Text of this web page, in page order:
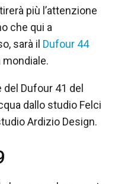
più l’attenzione
che qui a
sarà il Dufour 44
del Dufour 41 del
dallo studio Felci
Ardizio Design.